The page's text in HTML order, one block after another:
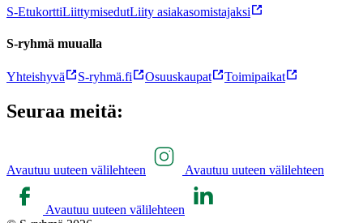
S-EtukorttiLiittymisedutLiity asiakasomistajaksi
S-ryhmä muualla
Yhteishyvä S-ryhmä.fi Osuuskaupat Toimipaikat
Seuraa meitä:
Avautuu uuteen välilehteen Avautuu uuteen välilehteen
Avautuu uuteen välilehteen